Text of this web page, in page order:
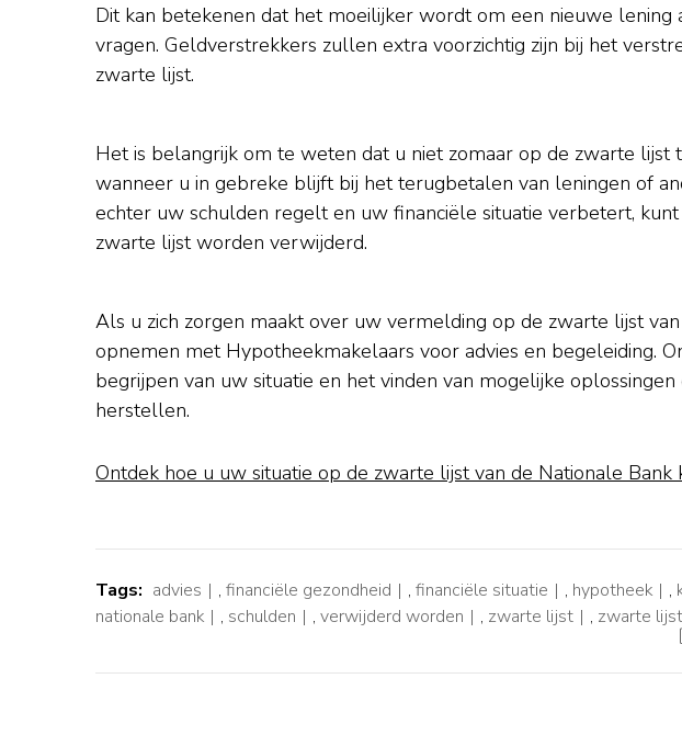
Dit kan betekenen dat het moeilijker wordt om een nieuwe
vragen. Geldverstrekkers zullen extra voorzichtig zijn bij het
zwarte lijst.
Het is belangrijk om te weten dat u niet zomaar op de zwarte
wanneer u in gebreke blijft bij het terugbetalen van leningen of
echter uw schulden regelt en uw financiële situatie verbetert,
zwarte lijst worden verwijderd.
Als u zich zorgen maakt over uw vermelding op de zwarte lijst
opnemen met Hypotheekmakelaars voor advies en begeleiding.
begrijpen van uw situatie en het vinden van mogelijke
herstellen.
Ontdek hoe u uw situatie op de zwarte lijst van de Nationale Bank
Tags: advies , financiële gezondheid , financiële situatie , hypotheek ,
nationale bank
, schulden , verwijderd worden , zwarte lijst , zwarte